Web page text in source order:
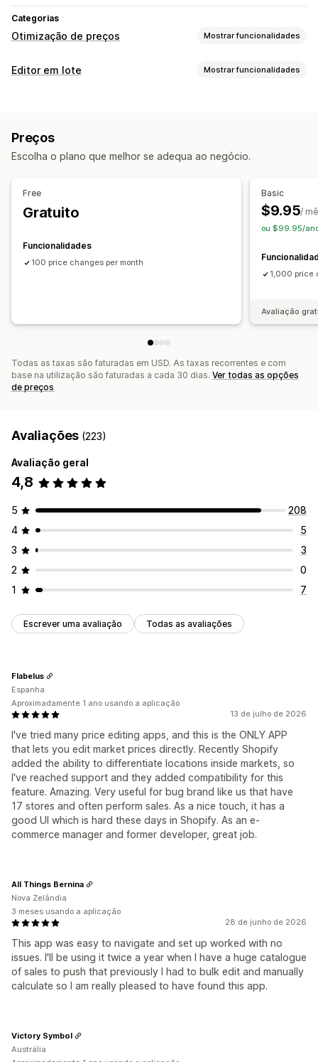
Categorias
Otimização de preços Mostrar funcionalidades
Gestão de preços
Monitorização
Editor em lote Mostrar funcionalidades
Ações
Preços
Escolha o plano que melhor se adequa ao negócio.
Free
Gratuito
Funcionalidades
100 price changes per month
Basic
$9.95/
ou $99.95/
1,000 price
Avaliação
Todas as taxas são faturadas em USD. As taxas recorrentes e com
base na utilização são faturadas a cada 30 dias. Ver todas as opções
de preços
Avaliações (223)
Avaliação geral
4,8
5
208
4
5
3
3
2
0
1
7
Escrever uma avaliação Todas as avaliações
13 de julho de 2026
I've tried many price editing apps, and this is the ONLY APP
that lets you edit market prices directly. Recently Shopify
added the ability to differentiate locations inside markets, so
I've reached support and they added compatibility for this
feature. Amazing. Very useful for bug brand like us that have
17 stores and often perform sales. As a nice touch, it has a
good UI which is hard these days in Shopify. As an e-
commerce manager and former developer, great job.
Flabelus
Espanha
Aproximadamente 1 ano usando a aplicação
28 de junho de 2026
This app was easy to navigate and set up worked with no
issues. I'll be using it twice a year when I have a huge catalogue
of sales to push that previously I had to bulk edit and manually
calculate so I am really pleased to have found this app.
All Things Bernina
Nova Zelândia
3 meses usando a aplicação
Victory Symbol
Austrália